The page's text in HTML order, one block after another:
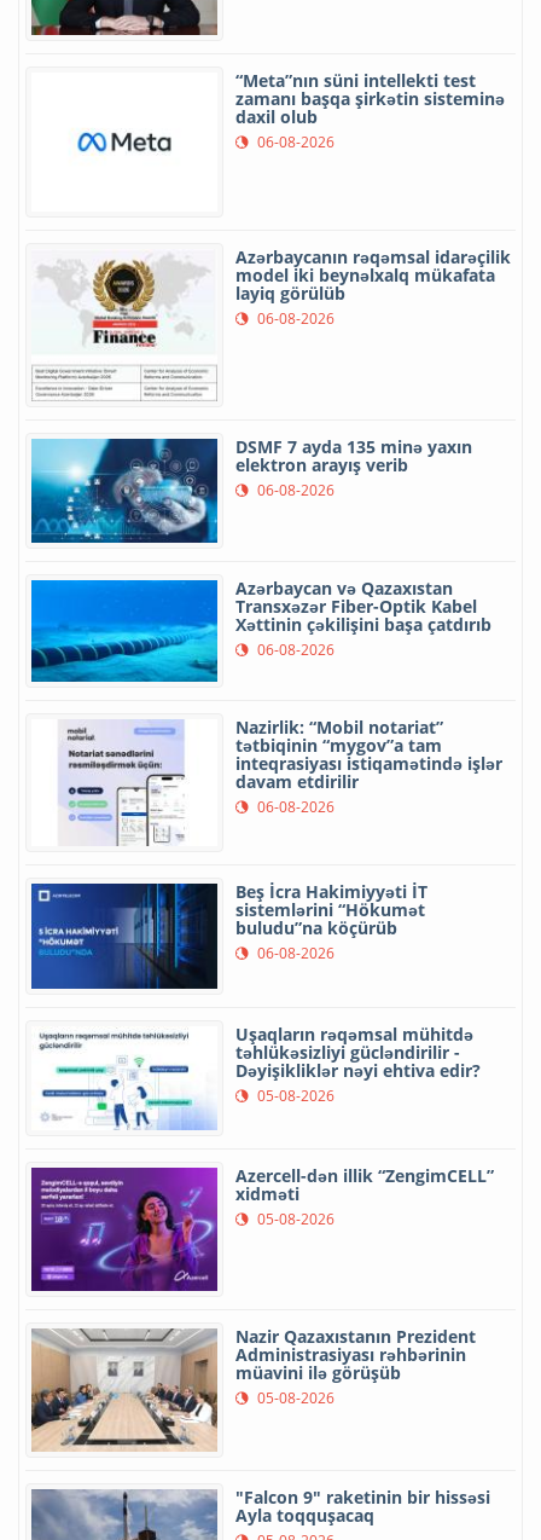
“Meta”nın süni intellekti test
zamanı başqa şirkətin sisteminə
daxil olub
06-08-2026
Azərbaycanın rəqəmsal idarəçilik
model iki beynəlxalq mükafata
layiq görülüb
06-08-2026
DSMF 7 ayda 135 minə yaxın
elektron arayış verib
06-08-2026
Azərbaycan və Qazaxıstan
Transxəzər Fiber-Optik Kabel
Xəttinin çəkilişini başa çatdırıb
06-08-2026
Nazirlik: “Mobil notariat”
tətbiqinin “mygov”a tam
inteqrasiyası istiqamətində işlər
davam etdirilir
06-08-2026
Beş İcra Hakimiyyəti İT
sistemlərini “Hökumət
buludu”na köçürüb
06-08-2026
Uşaqların rəqəmsal mühitdə
təhlükəsizliyi gücləndirilir -
Dəyişikliklər nəyi ehtiva edir?
05-08-2026
Azercell-dən illik “ZengimCELL”
xidməti
05-08-2026
Nazir Qazaxıstanın Prezident
Administrasiyası rəhbərinin
müavini ilə görüşüb
05-08-2026
"Falcon 9" raketinin bir hissəsi
Ayla toqquşacaq